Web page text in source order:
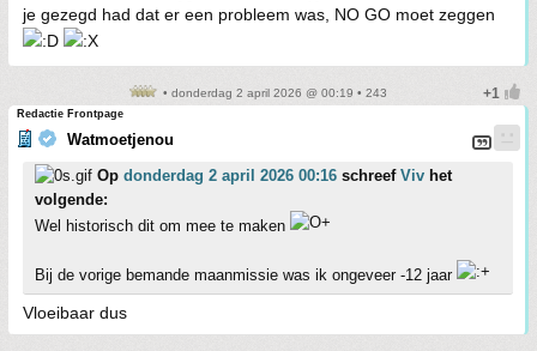
je gezegd had dat er een probleem was, NO GO moet zeggen
• donderdag 2 april 2026 @ 00:19 • 243
Redactie Frontpage
Watmoetjenou
Op donderdag 2 april 2026 00:16 schreef Viv het
volgende:
Wel historisch dit om mee te maken
Bij de vorige bemande maanmissie was ik ongeveer -12 jaar
Vloeibaar dus